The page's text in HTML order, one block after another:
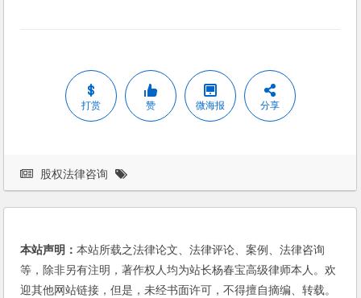
打赏 赞 微海报 分享
股权法律咨询
本站声明：本站所载之法律论文、法律评论、案例、法律咨询
等，除非另有注明，著作权人均为站长杨春宝高级律师本人。欢
迎其他网站链接，但是，未经书面许可，不得擅自摘编、转载。